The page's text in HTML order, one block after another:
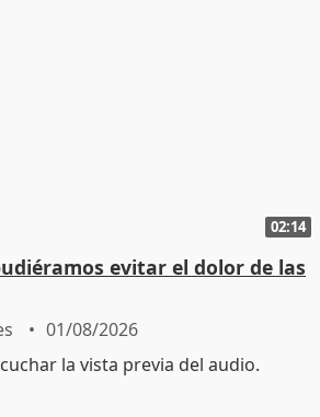
02:14
evitar el dolor de las
01/08/2026